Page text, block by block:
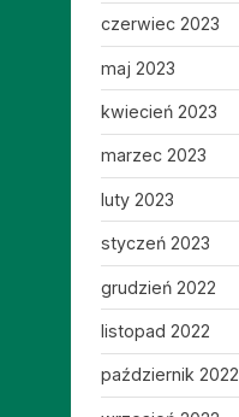
czerwiec 2023
maj 2023
kwiecień 2023
marzec 2023
luty 2023
styczeń 2023
grudzień 2022
listopad 2022
październik 2022